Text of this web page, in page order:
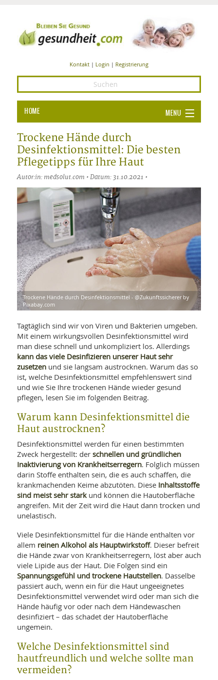
Kontakt | Login | Registrierung
HOME MENU
GESUNDHEIT
ERNÄHRUNG
BEAUTY UND PFLEGE
SPORT UND FITNESS
WELLNESS UND REISEN
NEWS
BÜCHER
Trockene Hände durch
Desinfektionsmittel: Die besten
Pflegetipps für Ihre Haut
Autor:in: medsolut.com • Datum: 31.10.2021 •
Trockene Hände durch Desinfektionsmittel - @Zukunftssicherer by
Pixabay.com
Tagtäglich sind wir von Viren und Bakterien umgeben.
Mit einem wirkungsvollen Desinfektionsmittel wird
man diese schnell und unkompliziert los. Allerdings
kann das viele Desinfizieren unserer Haut sehr
zusetzen und sie langsam austrocknen. Warum das so
ist, welche Desinfektionsmittel empfehlenswert sind
und wie Sie Ihre trockenen Hände wieder gesund
pflegen, lesen Sie im folgenden Beitrag.
Warum kann Desinfektionsmittel die
Haut austrocknen?
Desinfektionsmittel werden für einen bestimmten
Zweck hergestellt: der schnellen und gründlichen
Inaktivierung von Krankheitserregern. Folglich müssen
darin Stoffe enthalten sein, die es auch schaffen, die
krankmachenden Keime abzutöten. Diese Inhaltsstoffe
sind meist sehr starkund können die Hautoberfläche
angreifen. Mit der Zeit wird die Haut dann trocken und
unelastisch.
Viele Desinfektionsmittel für die Hände enthalten vor
allem reinen Alkohol als Hauptwirkstoff. Dieser befreit
die Hände zwar von Krankheitserregern, löst aber auch
viele Lipide aus der Haut. Die Folgen sind ein
Spannungsgefühl und trockene Hautstellen. Dasselbe
passiert auch, wenn ein für die Haut ungeeignetes
Desinfektionsmittel verwendet wird oder man sich die
Hände häufig vor oder nach dem Händewaschen
desinfiziert – das schadet der Hautoberfläche
ungemein.
Welche Desinfektionsmittel sind
hautfreundlich und welche sollte man
vermeiden?